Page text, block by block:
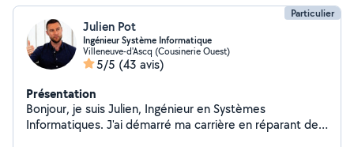
Particulier
Julien Pot
Ingénieur Système Informatique
Villeneuve-d'Ascq (Cousinerie Ouest)
5/5 (43 avis)
Présentation
Bonjour, je suis Julien, Ingénieur en Systèmes
Informatiques. J'ai démarré ma carrière en réparant des